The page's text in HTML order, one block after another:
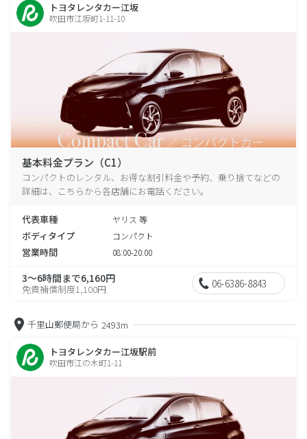
トヨタレンタカー江坂
吹田市江坂町1-11-10
基本料金プラン（C1）
コンパクトのレンタル、お得な割引料金や予約、乗り捨てなどの
詳細は、こちらから各店舗にお電話ください。
代表車種 ヤリス 等
ボディタイプ コンパクト
営業時間 08:00-20:00
3～6時間まで6,160円
免責補償制度1,100円 06-6386-8843
千里山郵便局から 2493m
トヨタレンタカー江坂駅前
吹田市江の木町1-11